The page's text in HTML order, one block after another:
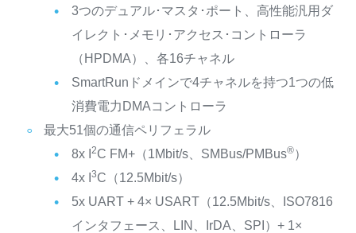
3つのデュアル･マスタ･ポート、高性能汎用ダ
イレクト･メモリ･アクセス･コントローラ
（HPDMA）、各16チャネル
SmartRunドメインで4チャネルを持つ1つの低
消費電力DMAコントローラ
最大51個の通信ペリフェラル
8x I
2C FM+（1Mbit/s、SMBus/PMBus®）
4x I 3C（12.5Mbit/s）
5x UART + 4× USART（12.5Mbit/s、ISO7816
インタフェース、LIN、IrDA、SPI）+ 1×